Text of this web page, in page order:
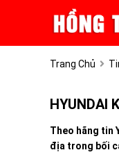
Trang Chủ
HYUNDAI
Theo hãng tin
địa trong bối